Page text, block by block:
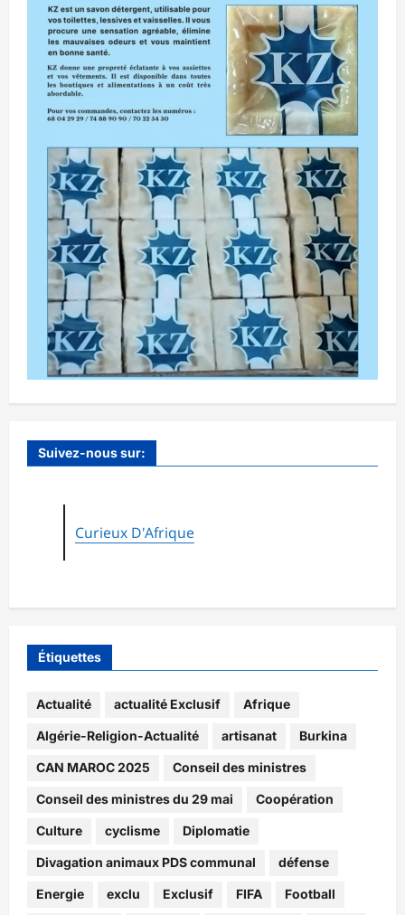
Suivez-nous sur:
Curieux D'Afrique
Étiquettes
Actualité actualité Exclusif Afrique
Algérie-Religion-Actualité artisanat Burkina
CAN MAROC 2025 Conseil des ministres
Conseil des ministres du 29 mai Coopération
Culture cyclisme Diplomatie
Divagation animaux PDS communal défense
Energie exclu Exclusif FIFA Football